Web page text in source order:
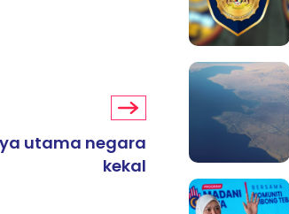
utama negara
kekal